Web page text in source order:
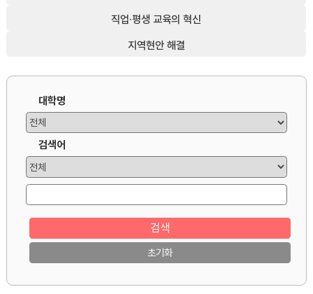
직업·평생 교육의 혁신
지역현안 해결
대학명
검색어
검색
초기화